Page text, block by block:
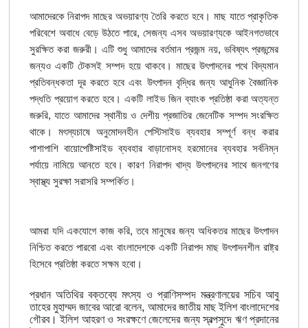
আমাদেরকে নিরাপদ মাছের অভয়ারণ্য তৈরি করতে হবে। মাছ যাতে প্রাকৃতিক
পরিবেশে অবাধে বেড়ে উঠতে পারে, সেজন্য এসব অভয়ারণ্যকে আইনগতভাবে
সুরক্ষিত করা জরুরী। এটি শুধু আমাদের বর্তমান প্রজন্ম নয়, ভবিষ্যৎ প্রজন্মের
জন্যও একটি টেকসই সম্পদ হয়ে থাকবে। মাছের উৎপাদনের পথে বিদ্যমান
প্রতিবন্ধকতা দূর করতে হবে এবং উৎপাদন বৃদ্ধির জন্য আধুনিক বৈজ্ঞানিক
পদ্ধতি প্রয়োগ করতে হবে। একটি লাইভ জিন ব্যাংক প্রতিষ্ঠা করা অত্যন্ত
জরুরি, যাতে আমাদের স্থানীয় ও দেশীয় প্রজাতির জেনেটিক সম্পদ সংরক্ষিত
থাকে। মৎস্যচাষে অনুমোদনহীন পেস্টিসাইড ব্যবহার সম্পূর্ণ বন্ধ করার
পাশাপাশি বায়োপেষ্টিসাইড ব্যবহার বাড়ানোসহ হরমোনের ব্যবহার সর্বনিম্ন
পর্যায়ে নামিয়ে আনতে হবে। কারণ নিরাপদ খাদ্য উৎপাদনের সাথে জনগণের
স্বাস্থ্য সুরক্ষা সরাসরি সম্পর্কিত।
আমরা যদি একযোগে কাজ করি, তবে মানুষের জন্য অধিকতর মাছের উৎপাদন
নিশ্চিত করতে পারবো এবং বাংলাদেশকে একটি নিরাপদ মাছ উৎপাদনশীল রাষ্ট্র
হিসেবে প্রতিষ্ঠা করতে সক্ষম হবো।
প্রধান অতিথির বক্তব্যে মৎস্য ও প্রাণিসম্পদ মন্ত্রণালয়ের সচিব আবু
তাহের মুহাম্মদ জাবের আরো বলেন, আমাদের জাতীয় মাছ ইলিশ বাংলাদেশের
গৌরব। ইলিশ আহরণ ও সংরক্ষণে জেলেদের জন্য স্বল্পসুদে ঋণ প্রদানের